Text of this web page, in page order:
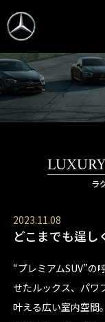
ラ
2023.11.08
どこまでも逞し
“プレミアムSUV”の
せたルックス、パワ
叶える広い室内空間